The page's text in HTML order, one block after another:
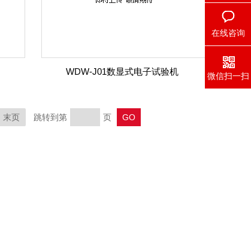
WDW-J01数显式电子试验机
末页 跳转到第 页
在线咨询
微信扫一扫